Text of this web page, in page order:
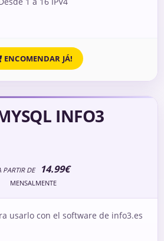
ENCOMENDAR JÁ!
INFO3
PARTIR DE 14.99€
MENSALMENTE
usarlo con el software de info3.es